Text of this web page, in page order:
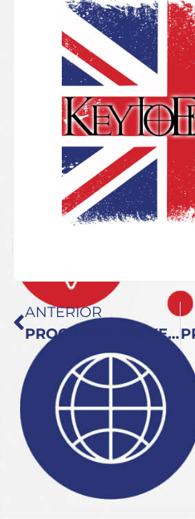
ANTERIOR
PROGRAMA 190 KEY TO ENGLISH: Canary Islands